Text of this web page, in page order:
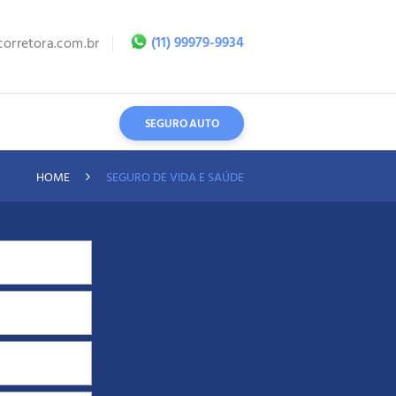
(11) 99979-9934
SEGURO AUTO
HOME SEGURO DE VIDA E SAÚDE